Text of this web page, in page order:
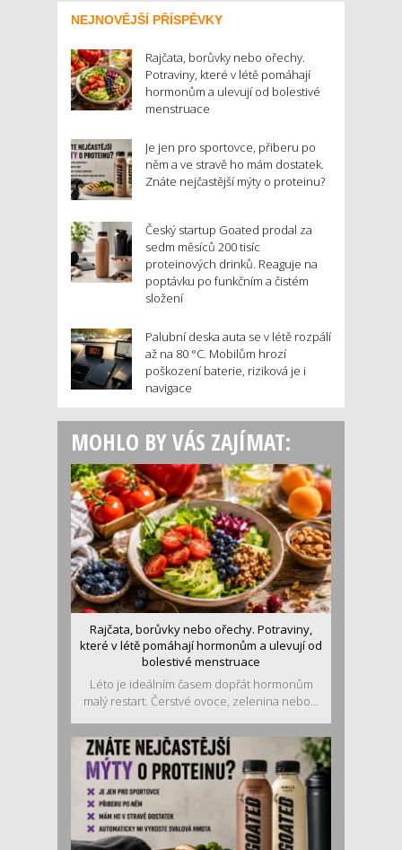
NEJNOVĚJŠÍ PŘÍSPĚVKY
Rajčata, borůvky nebo ořechy.
Potraviny, které v létě pomáhají
hormonům a ulevují od bolestivé
menstruace
Je jen pro sportovce, přiberu po
něm a ve stravě ho mám dostatek.
Znáte nejčastější mýty o proteinu?
Český startup Goated prodal za
sedm měsíců 200 tisíc
proteinových drinků. Reaguje na
poptávku po funkčním a čistém
složení
Palubní deska auta se v létě rozpálí
až na 80 °C. Mobilům hrozí
poškození baterie, riziková je i
navigace
MOHLO BY VÁS ZAJÍMAT:
Rajčata, borůvky nebo ořechy. Potraviny,
které v létě pomáhají hormonům a ulevují od
bolestivé menstruace
Léto je ideálním časem dopřát hormonům
malý restart. Čerstvé ovoce, zelenina nebo...